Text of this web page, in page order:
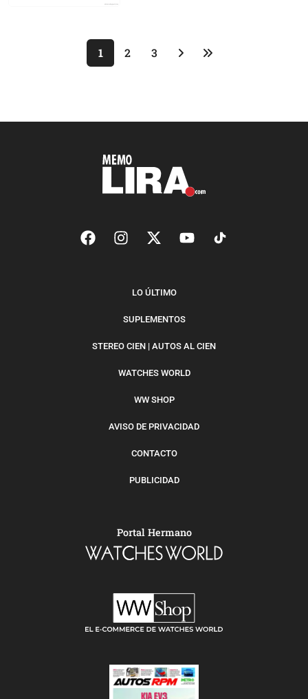
1 2 3
LO ÚLTIMO
SUPLEMENTOS
STEREO CIEN | AUTOS AL CIEN
WATCHES WORLD
WW SHOP
AVISO DE PRIVACIDAD
CONTACTO
PUBLICIDAD
Portal Hermano